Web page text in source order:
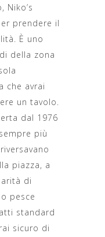
Niko’s
prendere il
È uno
della zona
che avrai
un tavolo.
dal 1976
più
piazza, a
di
pesce
standard
sicuro di